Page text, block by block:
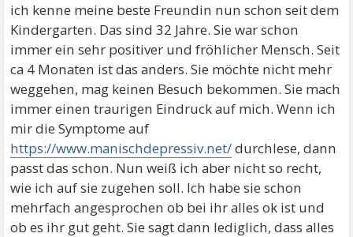
ich kenne meine beste Freundin nun schon seit dem
Kindergarten. Das sind 32 Jahre. Sie war schon
immer ein sehr positiver und fröhlicher Mensch. Seit
ca 4 Monaten ist das anders. Sie möchte nicht mehr
weggehen, mag keinen Besuch bekommen. Sie mach
immer einen traurigen Eindruck auf mich. Wenn ich
mir die Symptome auf
https://www.manischdepressiv.net/durchlese, dann
passt das schon. Nun weiß ich aber nicht so recht,
wie ich auf sie zugehen soll. Ich habe sie schon
mehrfach angesprochen ob bei ihr alles ok ist und
ob es ihr gut geht. Sie sagt dann lediglich, dass alles